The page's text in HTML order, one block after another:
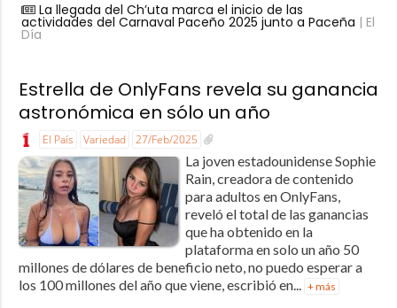
La llegada del Ch’uta marca el inicio de las
actividades del Carnaval Paceño 2025 junto a Paceña | El
Día
Estrella de OnlyFans revela su ganancia
astronómica en sólo un año
El País Variedad 27/Feb/2025
La joven estadounidense Sophie
Rain, creadora de contenido
para adultos en OnlyFans,
reveló el total de las ganancias
que ha obtenido en la
plataforma en solo un año 50
millones de dólares de beneficio neto, no puedo esperar a
los 100 millones del año que viene, escribió en... + más